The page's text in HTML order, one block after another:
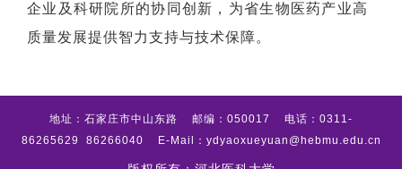
企业及科研院所的协同创新，为省生物医药产业高
质量发展提供智力支持与技术保障。
地址：石家庄市中山东路 邮编：050017 电话：0311-
86265629 86266040 E-Mail：ydyaoxueyuan@hebmu.edu.cn